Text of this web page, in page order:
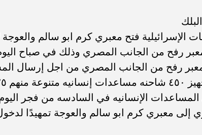
الإسرائيلية فتح معبري كرم ابو سالم
معبر رفح من الجانب المصري وذلك في صباح
رفح من الجانب المصري من اجل إرسال
الإنسانيه في السادسه من فجر
إلى معبري كرم ابو سالم والعوجة تمهيدًا